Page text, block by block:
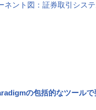
ネント図：証券取引システ
の包括的なツール